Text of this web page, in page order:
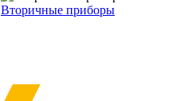
Вторичные приборы